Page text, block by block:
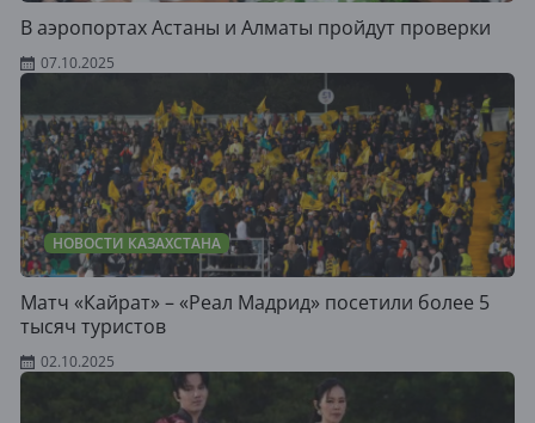
В аэропортах Астаны и Алматы пройдут проверки
07.10.2025
НОВОСТИ КАЗАХСТАНА
Матч «Кайрат» – «Реал Мадрид» посетили более 5
тысяч туристов
02.10.2025